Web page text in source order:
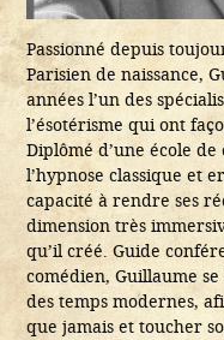
Passionné depuis
Parisien de naissance,
années l’un des
l’ésotérisme qui ont
Diplômé d’une école
l’hypnose classique et
capacité à rendre ses
dimension très
qu’il créé. Guide
comédien, Guillaume
des temps modernes,
que jamais et toucher